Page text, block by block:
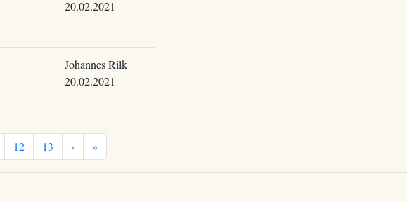
20.02.2021
Johannes Rilk
20.02.2021
12 13 › »